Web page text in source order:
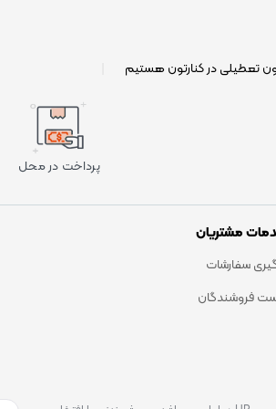
تعطیلی در کنارتون هستیم
پرداخت در محل
مشتریان
سفارشات
فروشندگان